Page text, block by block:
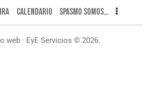
CALENDARIO SPASMO SOMOS…
web · EyE Servicios © 2026.